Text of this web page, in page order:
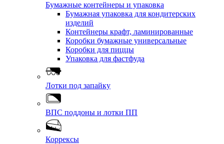
Бумажные контейнеры и упаковка
Бумажная упаковка для кондитерских
изделий
Контейнеры крафт, ламинированные
Коробки бумажные универсальные
Коробки для пиццы
Упаковка для фастфуда
Лотки под запайку
ВПС поддоны и лотки ПП
Коррексы